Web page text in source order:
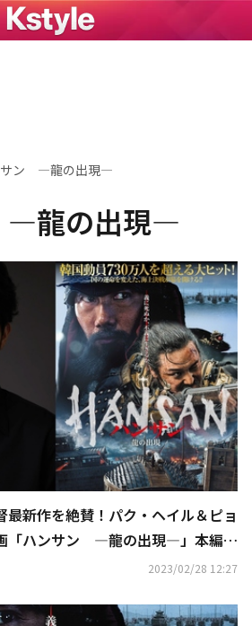
サン ―龍の出現―
龍の出現―
最新作を絶賛！パク・ヘイル＆ピョ
「ハンサン ―龍の出現―」本編映
2023/02/28 12:27